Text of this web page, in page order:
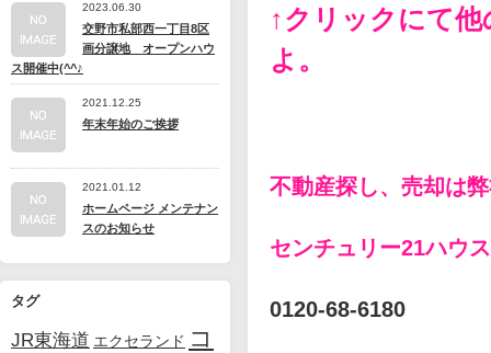
2023.06.30
交野市私部西一丁目8区
画分譲地 オープンハウ
ス開催中(^^♪
2021.12.25
年末年始のご挨拶
2021.01.12
ホームページ メンテナン
スのお知らせ
タグ
JR東海道 エクセランド コ
↑クリックにて
よ。
不動産探し、売却は
センチュリー21ハウ
0120-68-6180